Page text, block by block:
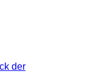
der